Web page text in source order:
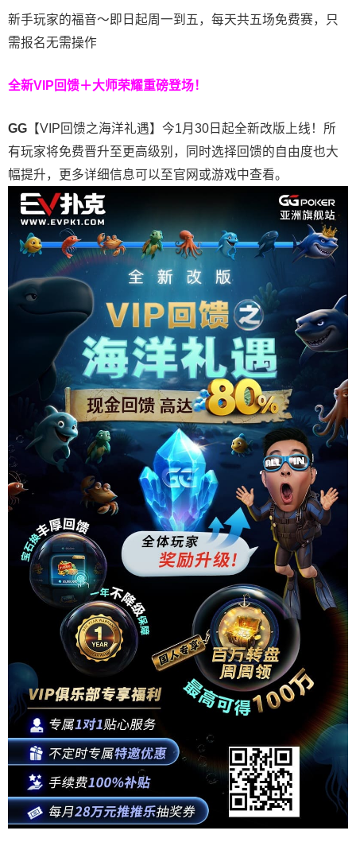
新手玩家的福音～即日起周一到五，每天共五场免费赛，只
需报名无需操作
全新VIP回馈＋大师荣耀重磅登场！
GG 【VIP回馈之海洋礼遇】今1月30日起全新改版上线！所
有玩家将免费晋升至更高级别，同时选择回馈的自由度也大
幅提升，更多详细信息可以至官网或游戏中查看。